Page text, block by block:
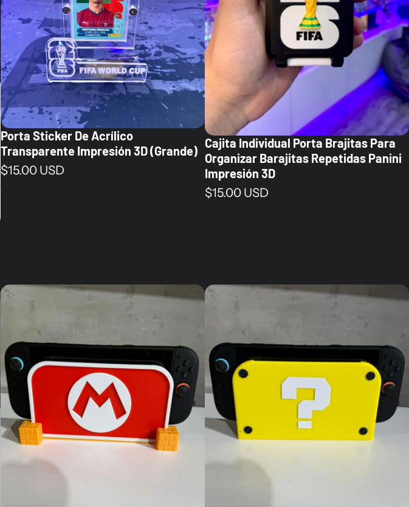
Porta Sticker De Acrílico
Transparente Impresión 3D (Grande)
Precio normal
$15.00 USD
Cajita Individual Porta Brajitas Para
Organizar Barajitas Repetidas Panini
Impresión 3D
Precio normal
$15.00 USD